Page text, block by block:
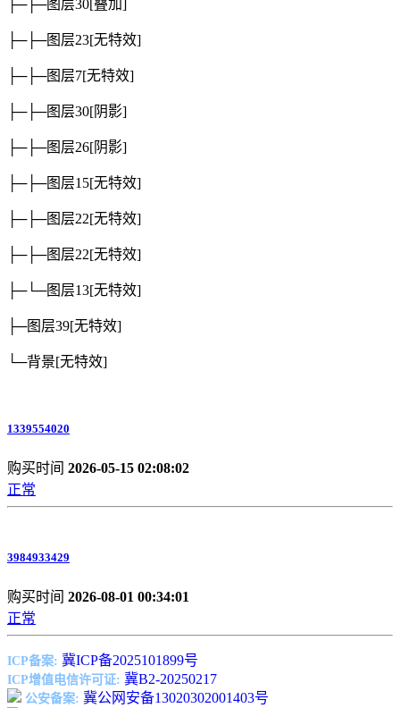
├─├─图层30 [叠加]
├─├─图层23[无特效]
├─├─图层7[无特效]
├─├─图层30[阴影]
├─├─图层26[阴影]
├─├─图层15[无特效]
├─├─图层22[无特效]
├─├─图层22[无特效]
├─└─图层13[无特效]
├─图层39[无特效]
└─背景[无特效]
1339554020
购买时间 2026-05-15 02:08:02
正常
3984933429
购买时间 2026-08-01 00:34:01
正常
ICP备案: 冀ICP备2025101899号
ICP增值电信许可证: 冀B2-20250217
公安备案: 冀公网安备13020302001403号